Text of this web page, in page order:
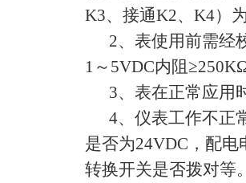
K3、接通K2、K4）
2、表使用前需经
1～5VDC内阻
3、表在正常应用
4、仪表工作不正
是否为24VDC，配电
转换开关是否拨对等